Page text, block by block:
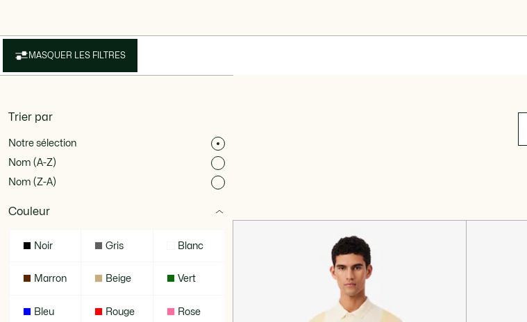
MASQUER LES FILTRES
Trier par
Notre sélection
Nom (A-Z)
Nom (Z-A)
Couleur
Noir Gris Blanc
Marron Beige Vert
Bleu Rouge Rose